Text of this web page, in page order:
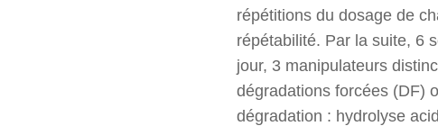
répétitions du dosage de
répétabilité. Par la suite, 6
jour, 3 manipulateurs
dégradations forcées (DF)
dégradation : hydrolyse